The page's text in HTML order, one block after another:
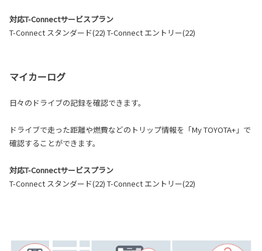
対応T-Connectサービスプラン
T-Connect スタンダード(22) T-Connect エントリー(22)
マイカーログ
日々のドライブの記録を確認できます。
ドライブで走った距離や燃費などのトリップ情報を「My TOYOTA+」で
確認することができます。
対応T-Connectサービスプラン
T-Connect スタンダード(22) T-Connect エントリー(22)